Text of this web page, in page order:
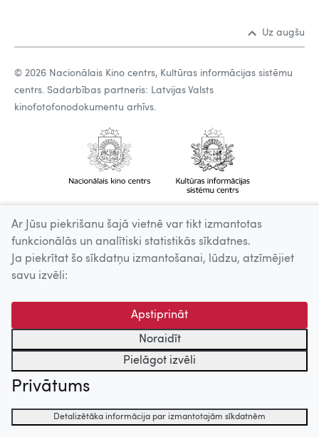
Uz augšu
© 2026 Nacionālais Kino centrs, Kultūras informācijas sistēmu
centrs. Sadarbības partneris: Latvijas Valsts
kinofotofonodokumentu arhīvs.
Ar Jūsu piekrišanu šajā vietnē var tikt izmantotas
funkcionālās un analītiski statistikās sīkdatnes.
Ja piekrītat šo sīkdatņu izmantošanai, lūdzu, atzīmējiet
savu izvēli:
Apstiprināt
Noraidīt
Pielāgot izvēli
Privātums
Detalizētāka informācija par izmantotajām sīkdatnēm